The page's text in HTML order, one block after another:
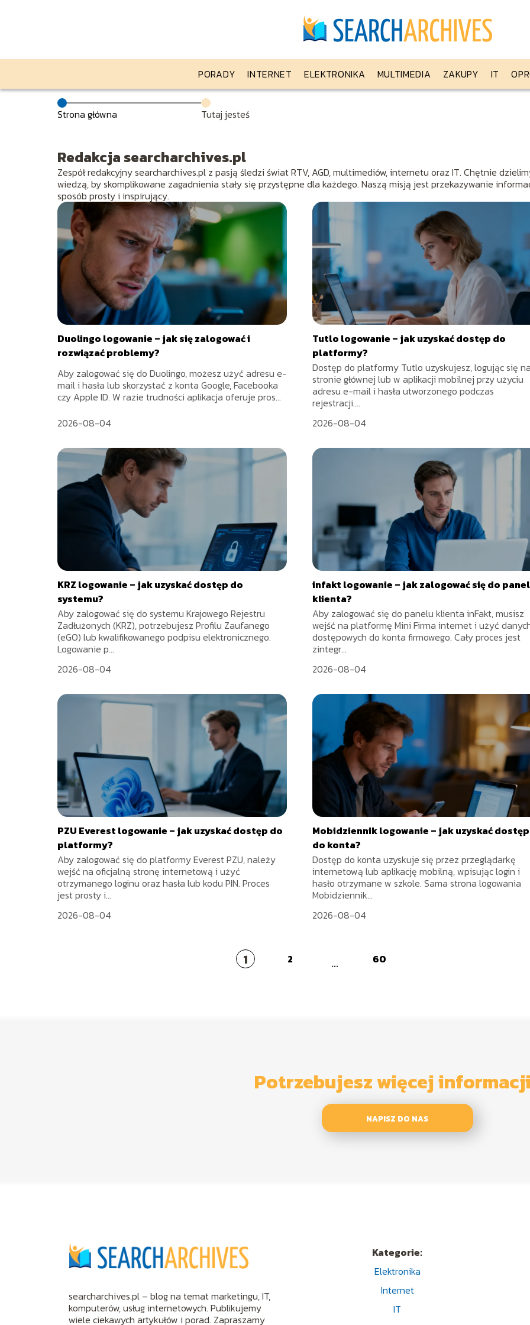
PORADY INTERNET ELEKTRONIKA MULTIMEDIA ZAKUPY IT
Strona główna Tutaj jesteś
Redakcja searcharchives.pl
Zespół redakcyjny searcharchives.pl z pasją śledzi świat RTV, AGD, multimediów, internetu oraz IT. Chętnie
wiedzą, by skomplikowane zagadnienia stały się przystępne dla każdego. Naszą misją jest przekazywanie
sposób prosty i inspirujący.
Duolingo logowanie – jak się zalogować i
rozwiązać problemy?
Aby zalogować się do Duolingo, możesz użyć adresu e-
mail i hasła lub skorzystać z konta Google, Facebooka
czy Apple ID. W razie trudności aplikacja oferuje pros...
2026-08-04
Tutlo logowanie – jak uzyskać dostęp do
platformy?
Dostęp do platformy Tutlo uzyskujesz, logując się
stronie głównej lub w aplikacji mobilnej przy użyciu
adresu e-mail i hasła utworzonego podczas
rejestracji....
2026-08-04
KRZ logowanie – jak uzyskać dostęp do
systemu?
Aby zalogować się do systemu Krajowego Rejestru
Zadłużonych (KRZ), potrzebujesz Profilu Zaufanego
(eGO) lub kwalifikowanego podpisu elektronicznego.
Logowanie p...
2026-08-04
infakt logowanie – jak zalogować się do
klienta?
Aby zalogować się do panelu klienta inFakt, musisz
wejść na platformę Mini Firma internet i użyć
dostępowych do konta firmowego. Cały proces jest
zintegr...
2026-08-04
PZU Everest logowanie – jak uzyskać dostęp do
platformy?
Aby zalogować się do platformy Everest PZU, należy
wejść na oficjalną stronę internetową i użyć
otrzymanego loginu oraz hasła lub kodu PIN. Proces
jest prosty i...
2026-08-04
Mobidziennik logowanie – jak uzyskać dostęp
do konta?
Dostęp do konta uzyskuje się przez przeglądarkę
internetową lub aplikację mobilną, wpisując login i
hasło otrzymane w szkole. Sama strona logowania
Mobidziennik...
2026-08-04
1 2 ... 60
Potrzebujesz więcej
NAPISZ DO NAS
searcharchives.pl – blog na temat marketingu, IT,
komputerów, usług internetowych. Publikujemy
wiele ciekawych artykułów i porad. Zapraszamy
Kategorie:
Elektronika
Internet
IT